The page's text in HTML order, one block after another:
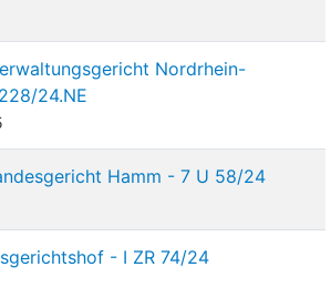
Nordrhein-
24.NE
Hamm - 7 U 58/24
- I ZR 74/24